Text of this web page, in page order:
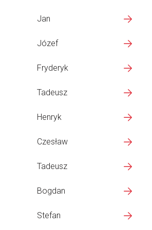
Jan
Józef
Fryderyk
Tadeusz
Henryk
Czesław
Tadeusz
Bogdan
Stefan